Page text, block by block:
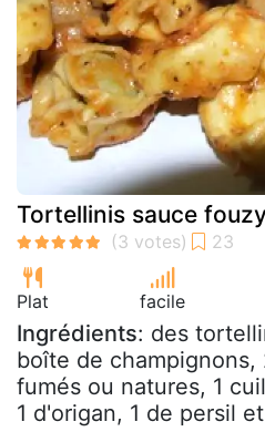
Tortellinis sauce
Plat facile
Ingrédients: des
boîte de
fumés ou natures, 1
1 d'origan, 1 de persil